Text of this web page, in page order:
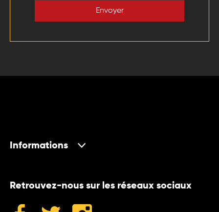
Envoyer
Informations
Retrouvez-nous sur les réseaux sociaux